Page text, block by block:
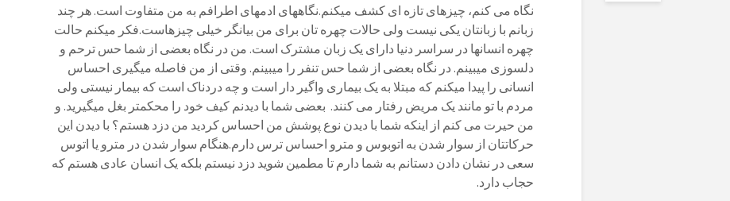
نگاه می کنم، چیزهای تازه ای کشف میکنم.نگاههای ادمهای اطرافم به من متفاوت است. هر چند
زبانم با زبانتان یکی نیست ولی حالات چهره تان برای من بیانگر خیلی چیزهاست.فکر میکنم حالت
چهره انسانها در سراسر دنیا دارای یک زبان مشترک است. من در نگاه بعضی از شما حس ترحم و
دلسوزی میبینم. در نگاه بعضی از شما حس تنفر را میبینم. وقتی از من فاصله میگیری احساس
انسانی را پیدا میکنم که مبتلا به یک بیماری واگیر دار است و چه دردناک است که بیمار نیستی ولی
مردم با تو مانند یک مریض رفتار می کنند. بعضی شما با دیدنم کیف خود را محکمتر بغل میگیرید. و
من حیرت می کنم از اینکه شما با دیدن نوع پوشش من احساس کردید من دزد هستم؟ با دیدن این
حرکاتتان از سوار شدن به اتوبوس و مترو احساس ترس دارم.هنگام سوار شدن در مترو یا اتوس
سعی در نشان دادن دستانم به شما دارم تا مطمین شوید دزد نیستم بلکه یک انسان عادی هستم که
حجاب دارد.